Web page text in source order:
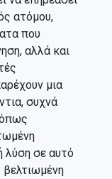
ατόμου,
που
αλλά και
μια
συχνά
λύση σε αυτό